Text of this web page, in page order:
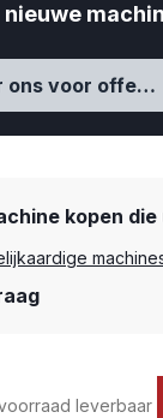
voor offerte
kopen
leverbaar